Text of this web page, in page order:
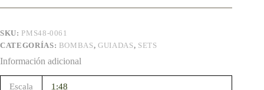
SKU: PMS48-0061
CATEGORÍAS: BOMBAS,GUIADAS, SETS
Información adicional
Escala 1:48